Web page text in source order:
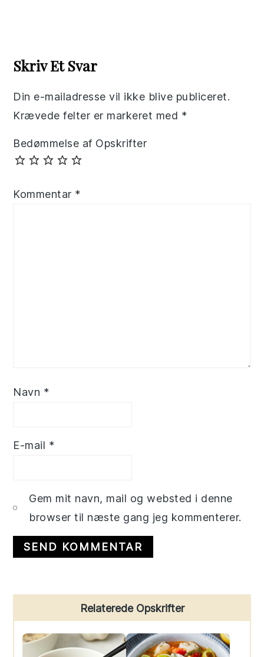
Interactions
Skriv Et Svar
Din e-mailadresse vil ikke blive publiceret.
Krævede felter er markeret med *
Bedømmelse af Opskrifter
Kommentar *
Navn *
E-mail *
Gem mit navn, mail og websted i denne
browser til næste gang jeg kommenterer.
Sidebar
Relaterede Opskrifter